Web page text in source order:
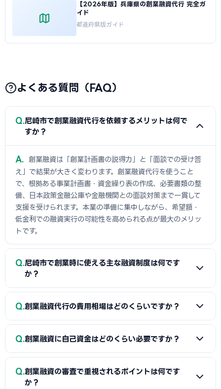
【2026年版】兵庫県の創業融資代行 完全ガ
イド
都道府県版ガイド
よくある質問（FAQ）
Q 尼崎市で創業融資代行を依頼するメリットは何で
すか？
A
創業融資は「創業計画書の説得力」と「面談での受け答
え」で結果が大きく変わります。創業融資代行を使うこと
で、根拠ある事業計画書・資金繰り表の作成、必要書類の整
備、日本政策金融公庫や金融機関との面談対策まで一貫して
支援を受けられます。本業の準備に集中しながら、希望額・
低金利での融資実行の可能性を高められる点が最大のメリッ
トです。
Q 尼崎市で創業時に使える主な融資制度は何です
か？
A
日本政策金融公庫の「新規開業資金」、信用保証協会の
薦の「マル経融資」などが中心です。実績の浅い創業期で
も、原則無担保・無保証人で利用できる制度が複数ありま
Q 創業融資代行の費用相場はどのくらいですか？
A
一般的に「着手金（無料〜数万円）＋成功報酬（融資実
所もあります。融資額や難易度で異なるため、契約前に見積
もりと報酬条件を必ず確認しましょう。当サイトでは尼崎市
に対応した実績豊富な専門家を無料でご紹介しています。
Q 創業融資に自己資金はどのくらい必要ですか？
A
制度上の自己資金要件は緩和傾向にありますが、実務で
は希望融資額の1〜3割程度の自己資金があると審査で有利と
Q 創業融資の審査で重視されるポイントは何です
か？